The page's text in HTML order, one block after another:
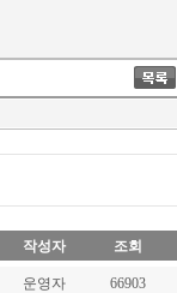
작성자 조회
운영자 66903